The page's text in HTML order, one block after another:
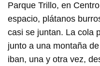
Parque Trillo, en
espacio, plátanos
casi se juntan. La cola
junto a una montaña
iban, una y otra vez,